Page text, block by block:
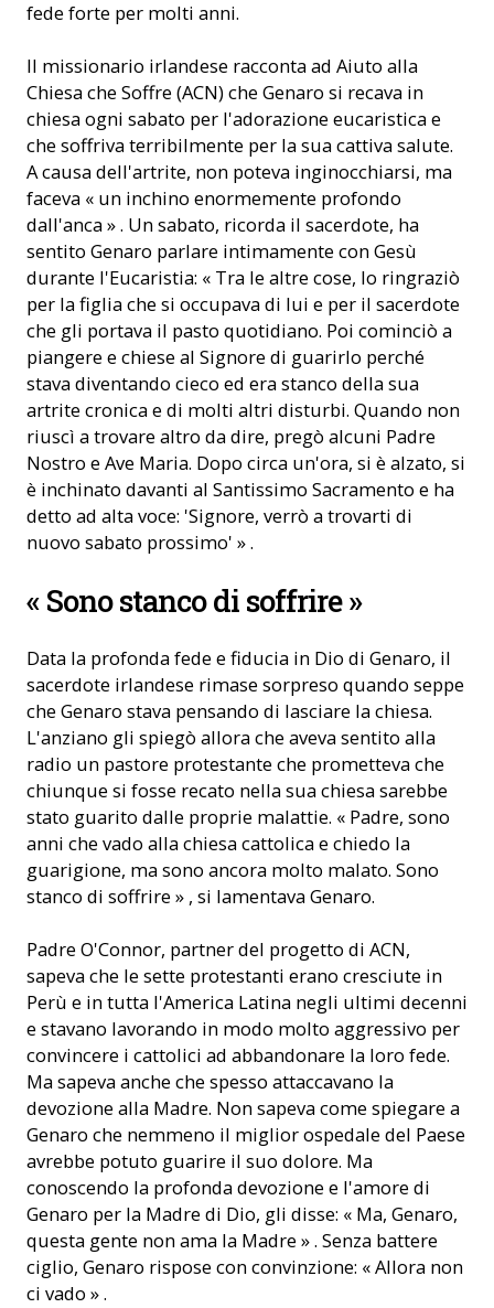
fede forte per molti anni.
Il missionario irlandese racconta ad Aiuto alla
Chiesa che Soffre (ACN) che Genaro si recava in
chiesa ogni sabato per l'adorazione eucaristica e
che soffriva terribilmente per la sua cattiva salute.
A causa dell'artrite, non poteva inginocchiarsi, ma
faceva « un inchino enormemente profondo
dall'anca » . Un sabato, ricorda il sacerdote, ha
sentito Genaro parlare intimamente con Gesù
durante l'Eucaristia: « Tra le altre cose, lo ringraziò
per la figlia che si occupava di lui e per il sacerdote
che gli portava il pasto quotidiano. Poi cominciò a
piangere e chiese al Signore di guarirlo perché
stava diventando cieco ed era stanco della sua
artrite cronica e di molti altri disturbi. Quando non
riuscì a trovare altro da dire, pregò alcuni Padre
Nostro e Ave Maria. Dopo circa un'ora, si è alzato, si
è inchinato davanti al Santissimo Sacramento e ha
detto ad alta voce: 'Signore, verrò a trovarti di
nuovo sabato prossimo' » .
« Sono stanco di soffrire »
Data la profonda fede e fiducia in Dio di Genaro, il
sacerdote irlandese rimase sorpreso quando seppe
che Genaro stava pensando di lasciare la chiesa.
L'anziano gli spiegò allora che aveva sentito alla
radio un pastore protestante che prometteva che
chiunque si fosse recato nella sua chiesa sarebbe
stato guarito dalle proprie malattie. « Padre, sono
anni che vado alla chiesa cattolica e chiedo la
guarigione, ma sono ancora molto malato. Sono
stanco di soffrire » , si lamentava Genaro.
Padre O'Connor, partner del progetto di ACN,
sapeva che le sette protestanti erano cresciute in
Perù e in tutta l'America Latina negli ultimi decenni
e stavano lavorando in modo molto aggressivo per
convincere i cattolici ad abbandonare la loro fede.
Ma sapeva anche che spesso attaccavano la
devozione alla Madre. Non sapeva come spiegare a
Genaro che nemmeno il miglior ospedale del Paese
avrebbe potuto guarire il suo dolore. Ma
conoscendo la profonda devozione e l'amore di
Genaro per la Madre di Dio, gli disse: « Ma, Genaro,
questa gente non ama la Madre » . Senza battere
ciglio, Genaro rispose con convinzione: « Allora non
ci vado » .